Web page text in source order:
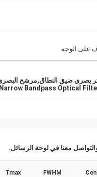
على الوجه
Narrow Bandpass Optical
معنا في لوحة الرسائل.
FWHM
Tmax